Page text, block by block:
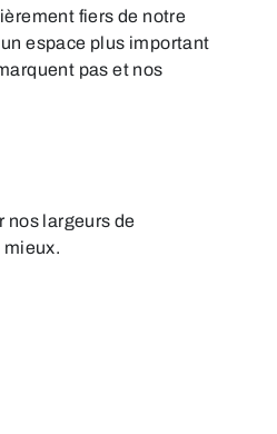
fiers de notre
espace plus important
pas et nos
nos largeurs de
mieux.